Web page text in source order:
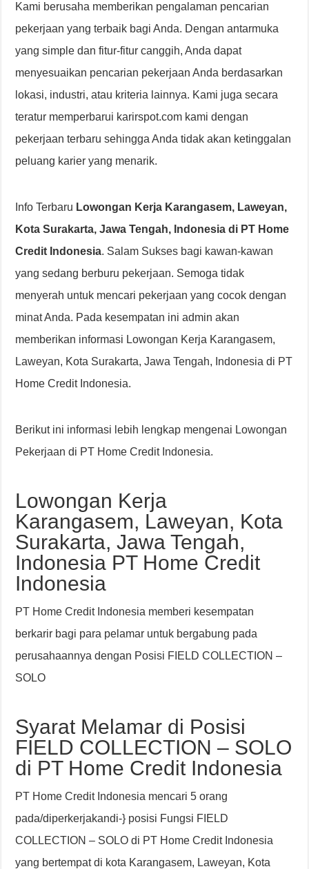
Kami berusaha memberikan pengalaman pencarian
pekerjaan yang terbaik bagi Anda. Dengan antarmuka
yang simple dan fitur-fitur canggih, Anda dapat
menyesuaikan pencarian pekerjaan Anda berdasarkan
lokasi, industri, atau kriteria lainnya. Kami juga secara
teratur memperbarui karirspot.com kami dengan
pekerjaan terbaru sehingga Anda tidak akan ketinggalan
peluang karier yang menarik.
Info Terbaru Lowongan Kerja Karangasem, Laweyan,
Kota Surakarta, Jawa Tengah, Indonesia di PT Home
Credit Indonesia. Salam Sukses bagi kawan-kawan
yang sedang berburu pekerjaan. Semoga tidak
menyerah untuk mencari pekerjaan yang cocok dengan
minat Anda. Pada kesempatan ini admin akan
memberikan informasi Lowongan Kerja Karangasem,
Laweyan, Kota Surakarta, Jawa Tengah, Indonesia di PT
Home Credit Indonesia.
Berikut ini informasi lebih lengkap mengenai Lowongan
Pekerjaan di PT Home Credit Indonesia.
Lowongan Kerja
Karangasem, Laweyan, Kota
Surakarta, Jawa Tengah,
Indonesia PT Home Credit
Indonesia
PT Home Credit Indonesia memberi kesempatan
berkarir bagi para pelamar untuk bergabung pada
perusahaannya dengan Posisi FIELD COLLECTION –
SOLO
Syarat Melamar di Posisi
FIELD COLLECTION – SOLO
di PT Home Credit Indonesia
PT Home Credit Indonesia mencari 5 orang
pada/diperkerjakandi-} posisi Fungsi FIELD
COLLECTION – SOLO di PT Home Credit Indonesia
yang bertempat di kota Karangasem, Laweyan, Kota